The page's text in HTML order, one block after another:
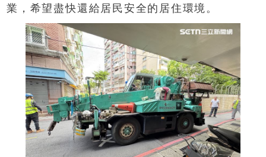
業，希望盡快還給居民安全的居住環境。